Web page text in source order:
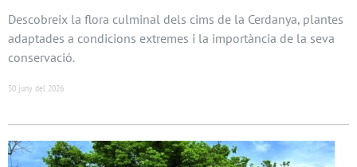
Descobreix la flora culminal dels cims de la Cerdanya, plantes
adaptades a condicions extremes i la importància de la seva
conservació.
30 juny del 2026